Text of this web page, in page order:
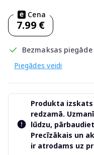
Cena
7.99 €
Bezmaksas piegāde
Piegādes veidi
Produkta
redzamā.
lūdzu,
Precīzākais un
ir atrodams uz